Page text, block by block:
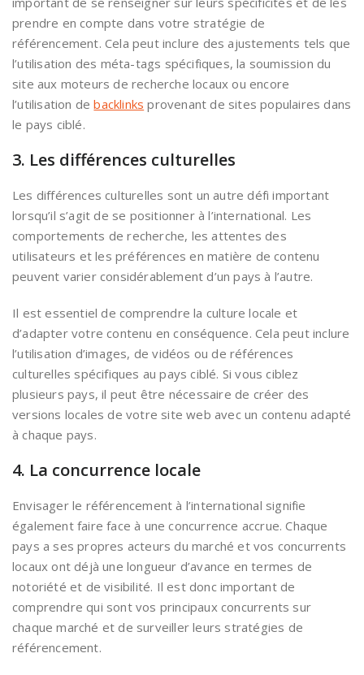
prendre en compte dans votre stratégie de
référencement. Cela peut inclure des ajustements tels que
l’utilisation des méta-tags spécifiques, la soumission du
site aux moteurs de recherche locaux ou encore
l’utilisation debacklinks provenant de sites populaires dans
le pays ciblé.
3. Les différences culturelles
Les différences culturelles sont un autre défi important
lorsqu’il s’agit de se positionner à l’international. Les
comportements de recherche, les attentes des
utilisateurs et les préférences en matière de contenu
peuvent varier considérablement d’un pays à l’autre.
Il est essentiel de comprendre la culture locale et
d’adapter votre contenu en conséquence. Cela peut inclure
l’utilisation d’images, de vidéos ou de références
culturelles spécifiques au pays ciblé. Si vous ciblez
plusieurs pays, il peut être nécessaire de créer des
versions locales de votre site web avec un contenu adapté
à chaque pays.
4. La concurrence locale
Envisager le référencement à l’international signifie
également faire face à une concurrence accrue. Chaque
pays a ses propres acteurs du marché et vos concurrents
locaux ont déjà une longueur d’avance en termes de
notoriété et de visibilité. Il est donc important de
comprendre qui sont vos principaux concurrents sur
chaque marché et de surveiller leurs stratégies de
référencement.